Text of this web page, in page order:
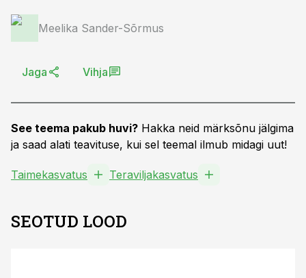
Meelika Sander-Sõrmus
Jaga Vihja
See teema pakub huvi? Hakka neid märksõnu jälgima
ja saad alati teavituse, kui sel teemal ilmub midagi uut!
Taimekasvatus Teraviljakasvatus
SEOTUD LOOD